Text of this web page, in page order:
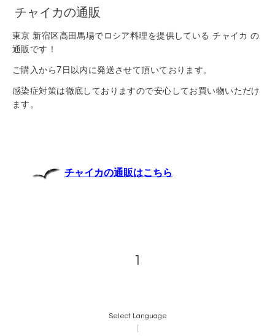
チャイカの通販
東京 新宿区高田馬場でロシア料理を提供している チャイカ の
通販です！
ご購入から7日以内に発送させて頂いております。
感染症対策は徹底しておりますので安心してお買い物いただけ
ます。
チャイカの通販はこちら
1
Select Language